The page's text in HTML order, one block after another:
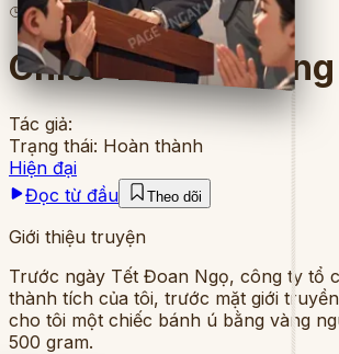
1lượt đọc· 9chương
Chiếc Bánh Ú
Tác giả:
Trạng thái: Hoàn thành
Hiện đại
Đọc từ đầu
Theo dõi
Giới thiệu truyện
Trước ngày Tết Đoan Ngọ, công ty tổ
thành tích của tôi, trước mặt giới
cho tôi một chiếc bánh ú bằng vàng
500 gram.